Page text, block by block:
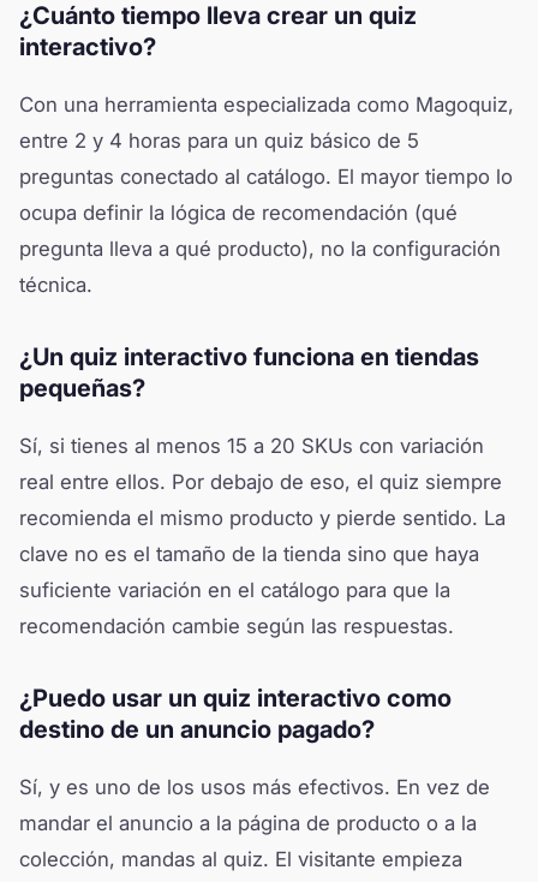
¿Cuánto tiempo lleva crear un quiz
interactivo?
Con una herramienta especializada como Magoquiz,
entre 2 y 4 horas para un quiz básico de 5
preguntas conectado al catálogo. El mayor tiempo lo
ocupa definir la lógica de recomendación (qué
pregunta lleva a qué producto), no la configuración
técnica.
¿Un quiz interactivo funciona en tiendas
pequeñas?
Sí, si tienes al menos 15 a 20 SKUs con variación
real entre ellos. Por debajo de eso, el quiz siempre
recomienda el mismo producto y pierde sentido. La
clave no es el tamaño de la tienda sino que haya
suficiente variación en el catálogo para que la
recomendación cambie según las respuestas.
¿Puedo usar un quiz interactivo como
destino de un anuncio pagado?
Sí, y es uno de los usos más efectivos. En vez de
mandar el anuncio a la página de producto o a la
colección, mandas al quiz. El visitante empieza